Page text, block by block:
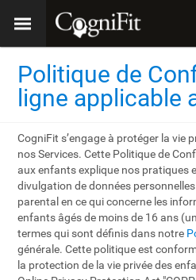
Politique de
ligne applicable
CogniFit s’engage à protéger la vie
nos Services. Cette Politique de
aux enfants explique nos pratiques
divulgation de données
parental en ce qui concerne les
enfants âgés de moins de 16 ans
termes qui sont définis dans notre
générale. Cette politique est
la protection de la vie privée des